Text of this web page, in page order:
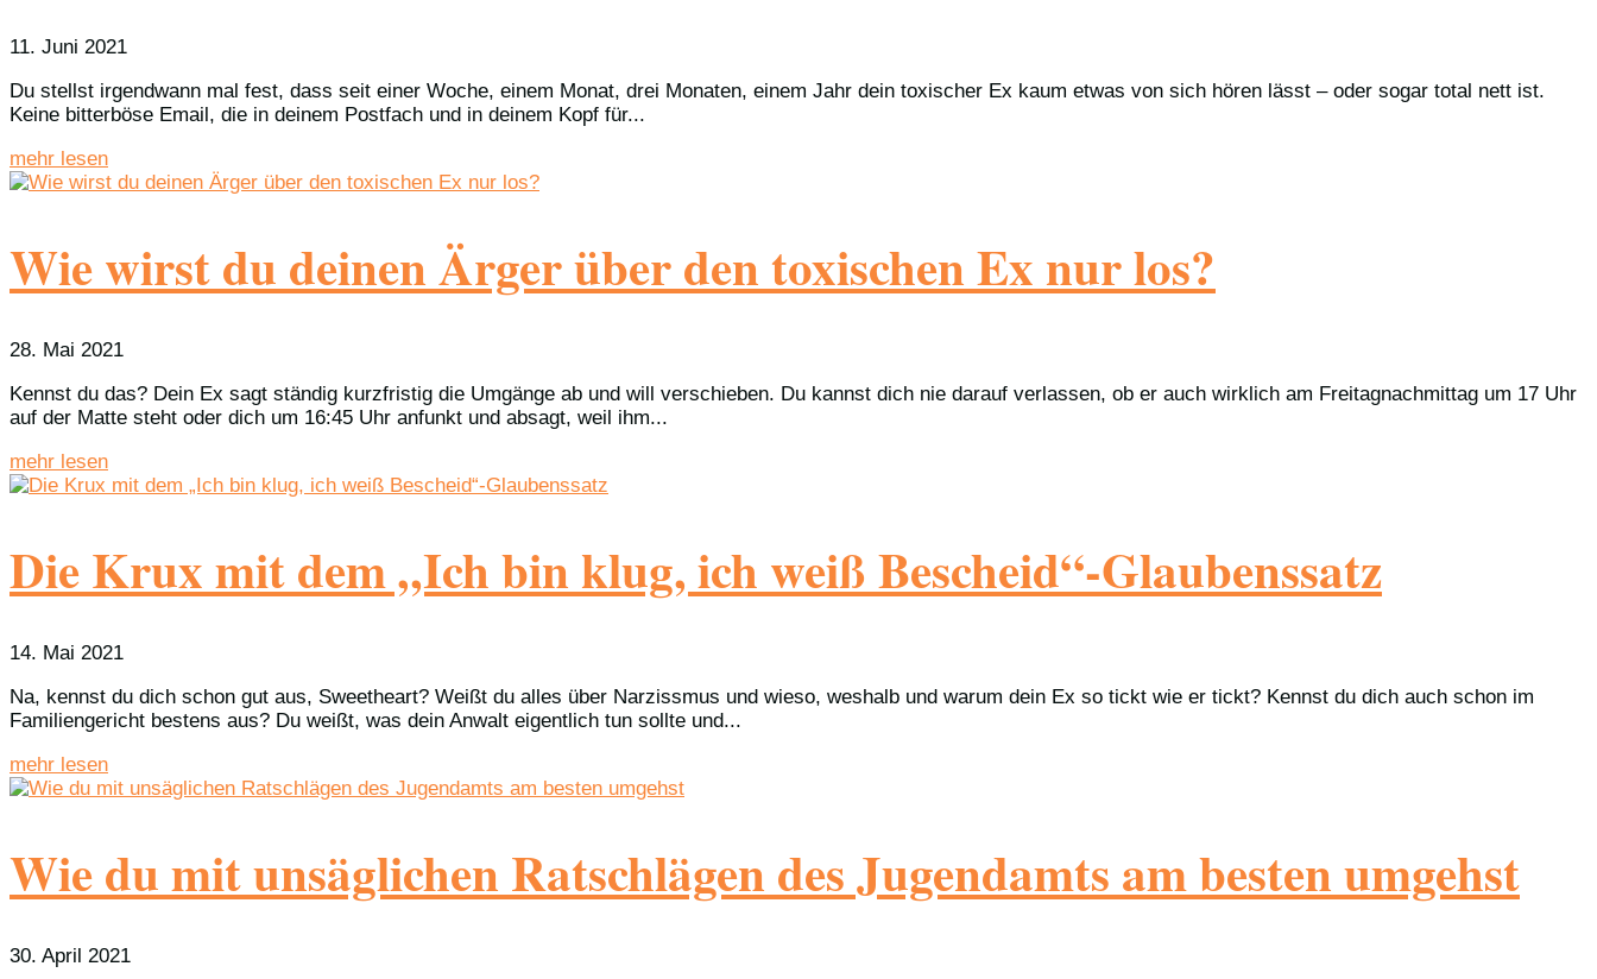
11. Juni 2021
Du stellst irgendwann mal fest, dass seit einer Woche, einem Monat, drei Monaten, einem Jahr dein toxischer Ex kaum etwas von sich hören lässt – oder sogar total nett ist.
Keine bitterböse Email, die in deinem Postfach und in deinem Kopf für...
mehr lesen
Wie wirst du deinen Ärger über den toxischen Ex nur los?
28. Mai 2021
Kennst du das? Dein Ex sagt ständig kurzfristig die Umgänge ab und will verschieben. Du kannst dich nie darauf verlassen, ob er auch wirklich am Freitagnachmittag um 17 Uhr
auf der Matte steht oder dich um 16:45 Uhr anfunkt und absagt, weil ihm...
mehr lesen
Die Krux mit dem „Ich bin klug, ich weiß Bescheid“-Glaubenssatz
14. Mai 2021
Na, kennst du dich schon gut aus, Sweetheart? Weißt du alles über Narzissmus und wieso, weshalb und warum dein Ex so tickt wie er tickt? Kennst du dich auch schon im
Familiengericht bestens aus? Du weißt, was dein Anwalt eigentlich tun sollte und...
mehr lesen
Wie du mit unsäglichen Ratschlägen des Jugendamts am besten umgehst
30. April 2021